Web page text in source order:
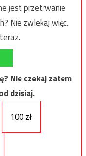
jest przetrwanie
Nie zwlekaj więc,
Nie czekaj zatem
dzisiaj.
100 zł